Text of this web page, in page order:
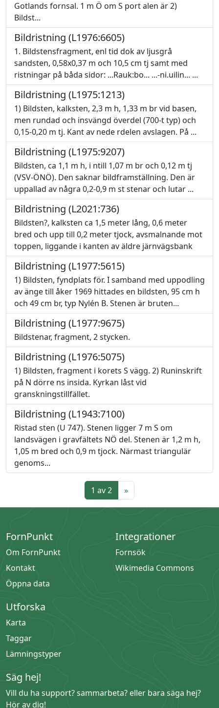
Gotlands fornsal. 1 m Ö om S port alen är 2)
Bildst...
Bildristning (L1976:6605)
1. Bildstensfragment, enl tid dok av ljusgrå
sandsten, 0,58x0,37 m och 10,5 cm tj samt med
ristningar på båda sidor: ...Rauk:bo... ...-ni.uilin... ...
Bildristning (L1975:1213)
1) Bildsten, kalksten, 2,3 m h, 1,33 m br vid basen,
men rundad och insvängd överdel (700-t typ) och
0,15-0,20 m tj. Kant av nede rdelen avslagen. På ...
Bildristning (L1975:9207)
Bildsten, ca 1,1 m h, i ntill 1,07 m br och 0,12 m tj
(VSV-ÖNÖ). Den saknar bildframställning. Den är
uppallad av några 0,2-0,9 m st stenar och lutar ...
Bildristning (L2021:736)
Bildsten?, kalksten ca 1,5 meter lång, 0,6 meter
bred och upp till 0,2 meter tjock, avsmalnande mot
toppen, liggande i kanten av äldre järnvägsbank
Bildristning (L1977:5615)
1) Bildsten, fyndplats för. I samband med uppodling
av änge till åker 1969 hittades en bildsten, 95 cm h
och 49 cm br, typ Nylén B. Stenen är bruten...
Bildristning (L1977:9675)
Bildstenar, fragment, 2 stycken.
Bildristning (L1976:5075)
1) Bildsten, fragment i korets S vägg. 2) Runinskrift
på N dörre ns insida. Kyrkan låst vid
granskningstillfället.
Bildristning (L1943:7100)
Ristad sten (U 747). Stenen ligger 7 m S om
landsvägen i gravfältets NÖ del. Stenen är 1,2 m h,
1,05 m bred och 0,9 m tjock. Närmast triangulär
genoms...
1 av 2 »
FornPunkt
Om FornPunkt
Kontakt
Öppna data
Integrationer
Fornsök
Wikimedia Commons
Utforska
Karta
Taggar
Lämningstyper
Säg hej!
Vill du ha support? sammarbeta? eller bara säga hej?
Hör av dig!